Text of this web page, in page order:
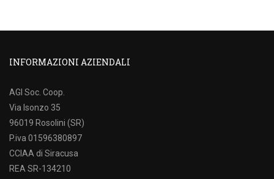
INFORMAZIONI AZIENDALI
AGI Soc. Coop.
Via Isonzo 35
96019 Rosolini (SR)
P.iva 01596380897
CCIAA di Siracusa
REA SR-134210